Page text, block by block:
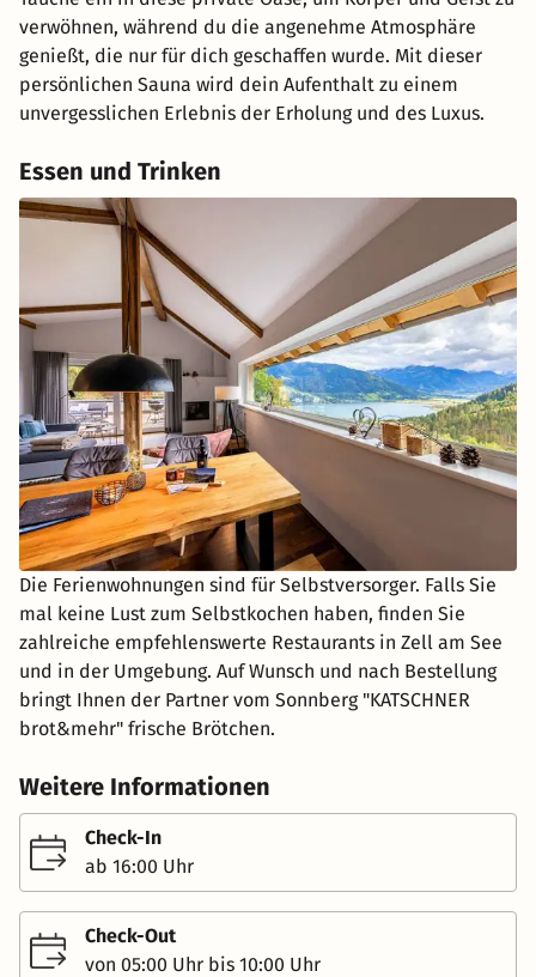
verwöhnen, während du die angenehme Atmosphäre
genießt, die nur für dich geschaffen wurde. Mit dieser
persönlichen Sauna wird dein Aufenthalt zu einem
unvergesslichen Erlebnis der Erholung und des Luxus.
Essen und Trinken
Die Ferienwohnungen sind für Selbstversorger. Falls Sie
mal keine Lust zum Selbstkochen haben, finden Sie
zahlreiche empfehlenswerte Restaurants in Zell am See
und in der Umgebung. Auf Wunsch und nach Bestellung
bringt Ihnen der Partner vom Sonnberg "KATSCHNER
brot&mehr" frische Brötchen.
Weitere Informationen
Check-In
ab 16:00 Uhr
Check-Out
von 05:00 Uhr bis 10:00 Uhr